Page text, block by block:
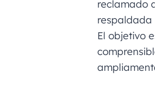
reclamado
respaldada
El objetivo